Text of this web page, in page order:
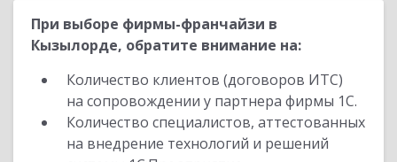
При выборе фирмы-франчайзи в
Кызылорде, обратите внимание на:
Количество клиентов (договоров ИТС)
на сопровождении у партнера фирмы 1С.
Количество специалистов, аттестованных
на внедрение технологий и решений